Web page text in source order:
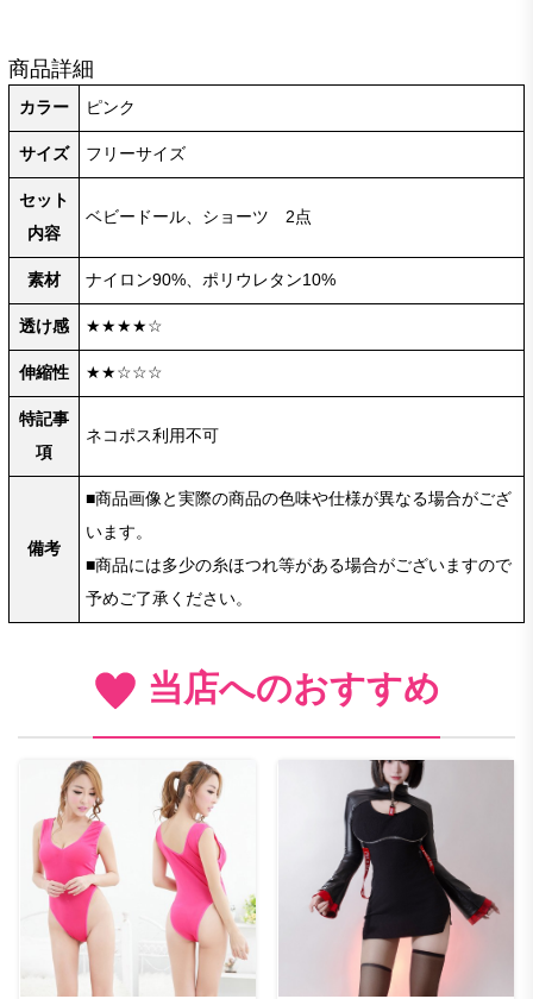
商品詳細
カラー ピンク
サイズ フリーサイズ
セット
内容
ベビードール、ショーツ 2点
素材 ナイロン90%、ポリウレタン10%
透け感 ★★★★☆
伸縮性 ★★☆☆☆
特記事
項
ネコポス利用不可
備考
■商品画像と実際の商品の色味や仕様が異なる場合がござ
います。
■商品には多少の糸ほつれ等がある場合がございますので
予めご了承ください。
当店へのおすすめ